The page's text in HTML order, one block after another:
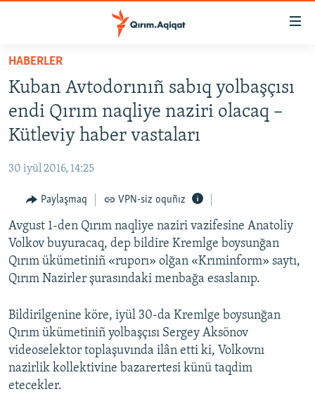
Esas
qaytmaq
Baş
navigatsiyağa
qaytmaq
Qıdıruvğa
qaytmaq
HABERLER
SİYASET
İQTİSADİYAT
MEDENİYET
İNSAN AQLARI
VİDEO
SÜRET
BLOGLAR
Русский
Українською
HABERLER
Kuban Avtodorınıñ sabıq yolbaşçısı
endi Qırım naqliye naziri olacaq –
Kütleviy haber vastaları
30 iyül 2016, 14:25
Paylaşmaq VPN-siz oquñız
Avgust 1-den Qırım naqliye naziri vazifesine Anatoliy
Volkov buyuracaq, dep bildire Kremlge boysunğan
Qırım ükümetiniñ «ruporı» olğan «Krıminform» saytı,
Qırım Nazirler şurasındaki menbağa esaslanıp.
Bildirilgenine köre, iyül 30-da Kremlge boysunğan
Qırım ükümetiniñ yolbaşçısı Sergey Aksönov
videoselektor toplaşuvında ilân etti ki, Volkovnı
nazirlik kollektivine bazarertesi künü taqdim
etecekler.